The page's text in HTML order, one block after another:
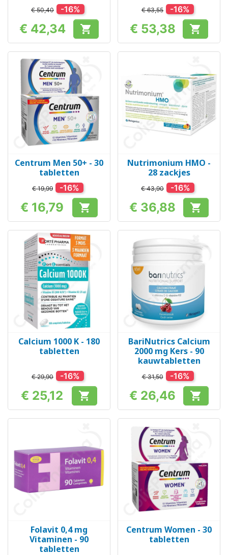
€ 50,40 -16%
Prijs
€ 42,34 
€ 63,55 -16%
Prijs
€ 53,38 
Centrum Men 50+ - 30
tabletten
€ 19,99 -16%
Prijs
€ 16,79 
Nutrimonium HMO -
28 zackjes
€ 43,90 -16%
Prijs
€ 36,88 
Calcium 1000 K - 180
tabletten
€ 29,90 -16%
Prijs
€ 25,12 
BariNutrics Calcium
2000 mg Kers - 90
kauwtabletten
€ 31,50 -16%
Prijs
€ 26,46 
Folavit 0,4 mg
Vitaminen - 90
tabletten
Centrum Women - 30
tabletten